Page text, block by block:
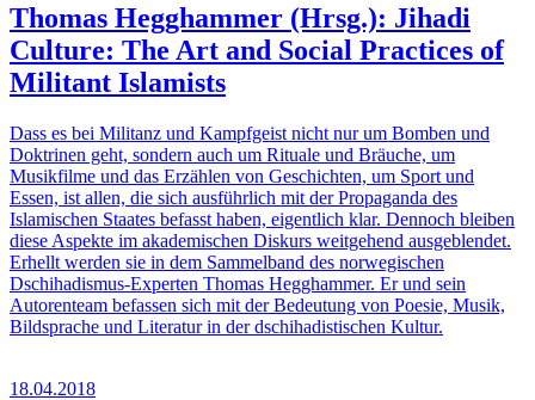
Thomas Hegghammer (Hrsg.): Jihadi
Culture: The Art and Social Practices of
Militant Islamists
Dass es bei Militanz und Kampfgeist nicht nur um Bomben und
Doktrinen geht, sondern auch um Rituale und Bräuche, um
Musikfilme und das Erzählen von Geschichten, um Sport und
Essen, ist allen, die sich ausführlich mit der Propaganda des
Islamischen Staates befasst haben, eigentlich klar. Dennoch bleiben
diese Aspekte im akademischen Diskurs weitgehend ausgeblendet.
Erhellt werden sie in dem Sammelband des norwegischen
Dschihadismus-Experten Thomas Hegghammer. Er und sein
Autorenteam befassen sich mit der Bedeutung von Poesie, Musik,
Bildsprache und Literatur in der dschihadistischen Kultur.
18.04.2018